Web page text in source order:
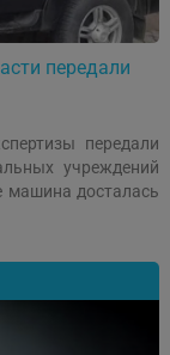
передали
передали
учреждений
досталась